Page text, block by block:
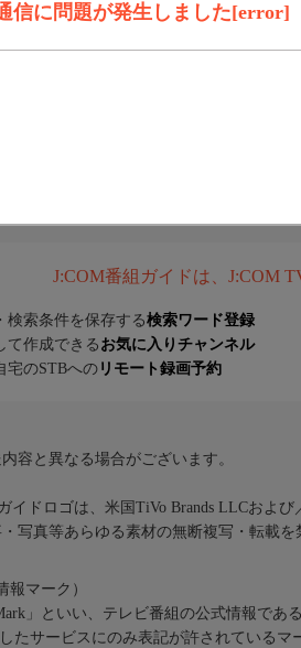
信に問題が発生しました[error]
J:COM番組ガイドは、J:COM
検索条件を保存する検索ワード登録
て作成できる お気に入りチャンネル
宅のSTBへのリモート録画予約
容と異なる場合がございます。
イドロゴは、米国TiVo Brands LLCおよ
写真等あらゆる素材の無断複写・転載を
報マーク）
」といい、テレビ番組の公式情報である
たサービスにのみ表記が許されているマ